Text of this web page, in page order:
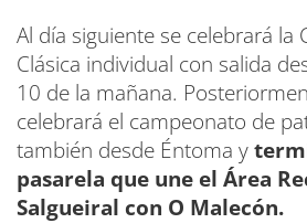
Al día siguiente se celebrará la
Clásica individual con salida
10 de la mañana.
celebrará el campeonato de
también desde Éntoma y
pasarela que une el Área
Salgueiral con O Malecón.